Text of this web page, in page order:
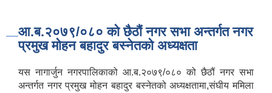
आ.ब.२०७९/०८० को छैठौं नगर सभा अन्तर्गत नगर
प्रमुख मोहन बहादुर बस्नेतको अध्यक्षता
यस नागार्जुन नगरपालिकाको आ.ब.२०७९/०८० को छैठौं नगर सभा
अन्तर्गत नगर प्रमुख मोहन बहादुर बस्नेतको अध्यक्षतामा,संघीय ममिला